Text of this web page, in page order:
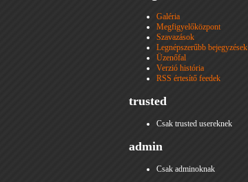
Galéria
Megfigyelőközpont
Szavazások
Legnépszerűbb bejegyzések
Üzenőfal
Verzió história
RSS értesítő feedek
trusted
Csak trusted usereknek
admin
Csak adminoknak